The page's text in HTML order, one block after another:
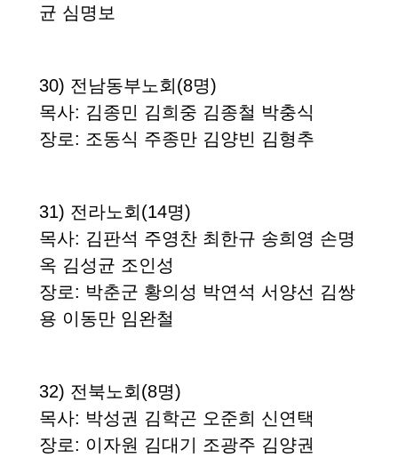
균 심명보
30) 전남동부노회 (8명)
목사: 김종민 김희중 김종철 박충식
장로: 조동식 주종만 김양빈 김형추
31) 전라노회 (14명)
목사: 김판석 주영찬 최한규 송희영 손명
옥 김성균 조인성
장로: 박춘군 황의성 박연석 서양선 김쌍
용 이동만 임완철
32) 전북노회 (8명)
목사: 박성권 김학곤 오준희 신연택
장로: 이자원 김대기 조광주 김양권